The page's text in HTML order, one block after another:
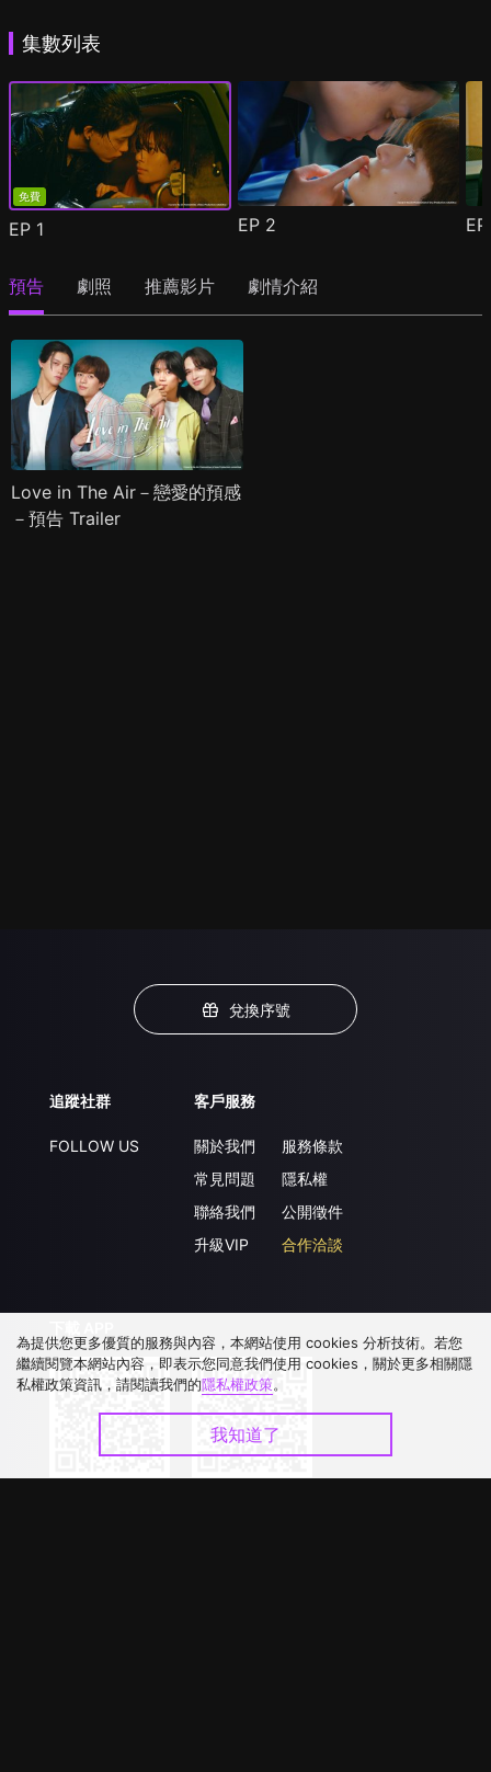
集數列表
免費
EP 1 EP 2
預告 劇照 推薦影片 劇情介紹
Love in The Air－戀愛的預感
－預告 Trailer
兌換序號
追蹤社群
FOLLOW US
客戶服務
關於我們
常見問題
聯絡我們
升級VIP
服務條款
隱私權
公開徵件
合作洽談
為提供您更多優質的服務與內容，本網站使用 cookies 分析技術。若您
繼續閱覽本網站內容，即表示您同意我們使用 cookies，關於更多相關隱
私權政策資訊，請閱讀我們的隱私權政策。
我知道了